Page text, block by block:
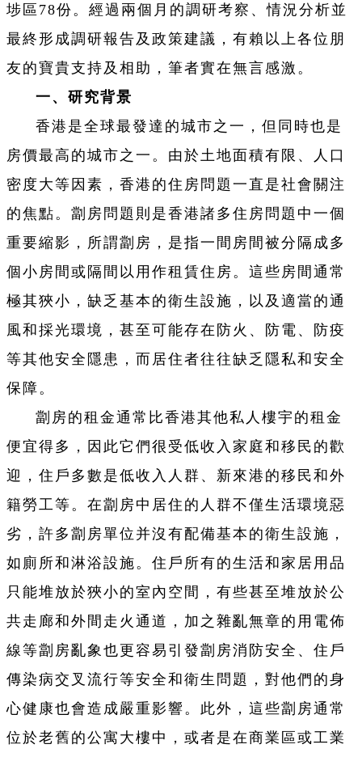
埗區78份。經過兩個月的調研考察、情況分析並
最終形成調研報告及政策建議，有賴以上各位朋
友的寶貴支持及相助，筆者實在無言感激。
一、研究背景
香港是全球最發達的城市之一，但同時也是
房價最高的城市之一。由於土地面積有限、人口
密度大等因素，香港的住房問題一直是社會關注
的焦點。劏房問題則是香港諸多住房問題中一個
重要縮影，所謂劏房，是指一間房間被分隔成多
個小房間或隔間以用作租賃住房。這些房間通常
極其狹小，缺乏基本的衛生設施，以及適當的通
風和採光環境，甚至可能存在防火、防電、防疫
等其他安全隱患，而居住者往往缺乏隱私和安全
保障。
劏房的租金通常比香港其他私人樓宇的租金
便宜得多，因此它們很受低收入家庭和移民的歡
迎，住戶多數是低收入人群、新來港的移民和外
籍勞工等。在劏房中居住的人群不僅生活環境惡
劣，許多劏房單位并沒有配備基本的衛生設施，
如廁所和淋浴設施。住戶所有的生活和家居用品
只能堆放於狹小的室內空間，有些甚至堆放於公
共走廊和外間走火通道，加之雜亂無章的用電佈
線等劏房亂象也更容易引發劏房消防安全、住戶
傳染病交叉流行等安全和衛生問題，對他們的身
心健康也會造成嚴重影響。此外，這些劏房通常
位於老舊的公寓大樓中，或者是在商業區或工業